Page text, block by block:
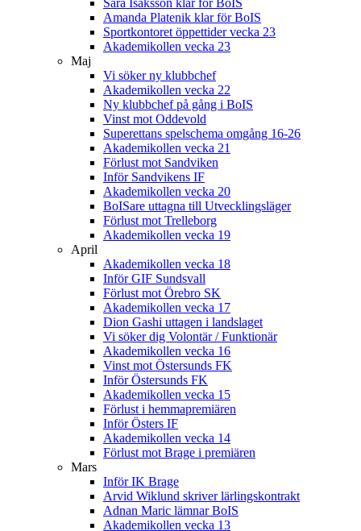
Amanda Platenik klar för BoIS
Sportkontoret öppettider vecka 23
Akademikollen vecka 23
Maj
Vi söker ny klubbchef
Akademikollen vecka 22
Ny klubbchef på gång i BoIS
Vinst mot Oddevold
Superettans spelschema omgång 16-26
Akademikollen vecka 21
Förlust mot Sandviken
Inför Sandvikens IF
Akademikollen vecka 20
BoISare uttagna till Utvecklingsläger
Förlust mot Trelleborg
Akademikollen vecka 19
April
Akademikollen vecka 18
Inför GIF Sundsvall
Förlust mot Örebro SK
Akademikollen vecka 17
Dion Gashi uttagen i landslaget
Vi söker dig Volontär / Funktionär
Akademikollen vecka 16
Vinst mot Östersunds FK
Inför Östersunds FK
Akademikollen vecka 15
Förlust i hemmapremiären
Inför Östers IF
Akademikollen vecka 14
Förlust mot Brage i premiären
Mars
Inför IK Brage
Arvid Wiklund skriver lärlingskontrakt
Adnan Maric lämnar BoIS
Akademikollen vecka 13